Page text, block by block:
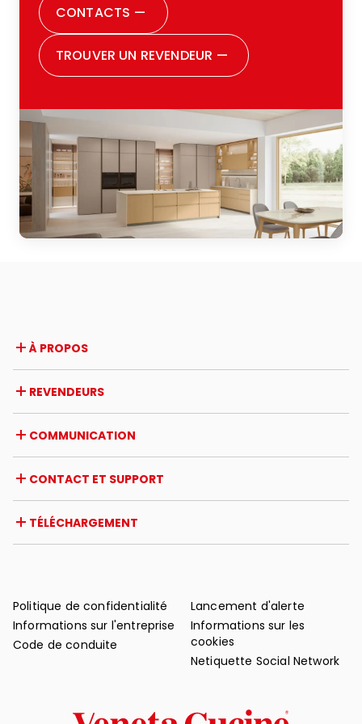
décision avec sérénité. Aujourd’hui je peux
dire être pleinement satisfaite de tous les
choix que j’ai faits. Je souhaite remercier
parce qu’ils sont incontestablement une
grande famille, et cela se perçoit dès la
première rencontre. Ils vous font sentir
acceptée, écoutée, et suivie avec soin
durant toutes les phases du parcours. Je
conseille vivement à quiconque est en
train de penser à rénover sa cuisine ou à
CONTACTS —
TROUVER UN REVENDEUR —
À PROPOS
Prix et reconnaissances
Opportunités de carrière
Certifications
REVENDEURS
Étranger
Initiatives des revendeurs
COMMUNICATION
Actualités
Revue de presse
CONTACT ET SUPPORT
Garantie
Support après-vente
TÉLÉCHARGEMENT
Politique de confidentialité
Informations sur l'entreprise
Code de conduite
Lancement d'alerte
Informations sur les
cookies
Netiquette Social Network